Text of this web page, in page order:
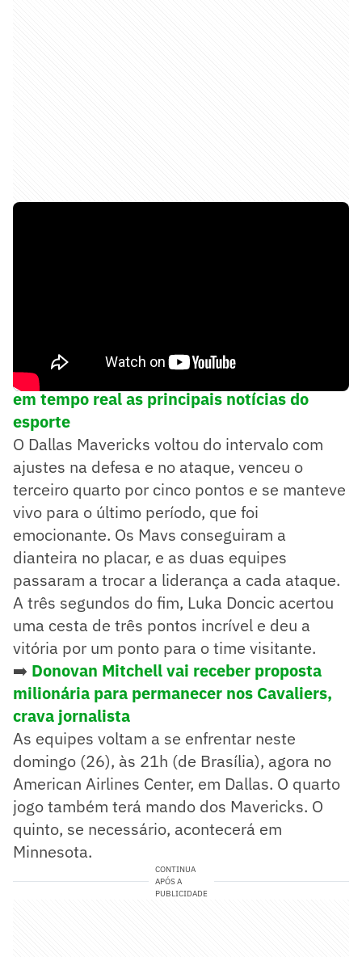
➡️Siga o Lance! no WhatsApp e acompanhe
em tempo real as principais notícias do
esporte
O Dallas Mavericks voltou do intervalo com
ajustes na defesa e no ataque, venceu o
terceiro quarto por cinco pontos e se manteve
vivo para o último período, que foi
emocionante. Os Mavs conseguiram a
dianteira no placar, e as duas equipes
passaram a trocar a liderança a cada ataque.
A três segundos do fim, Luka Doncic acertou
uma cesta de três pontos incrível e deu a
vitória por um ponto para o time visitante.
➡️ Donovan Mitchell vai receber proposta
milionária para permanecer nos Cavaliers,
crava jornalista
As equipes voltam a se enfrentar neste
domingo (26), às 21h (de Brasília), agora no
American Airlines Center, em Dallas. O quarto
jogo também terá mando dos Mavericks. O
quinto, se necessário, acontecerá em
Minnesota.
CONTINUA
APÓS A
PUBLICIDADE